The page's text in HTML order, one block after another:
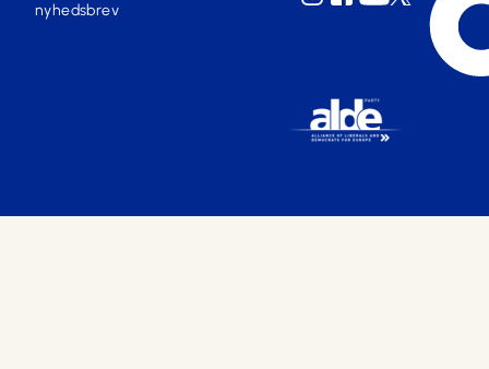
nyhedsbrev